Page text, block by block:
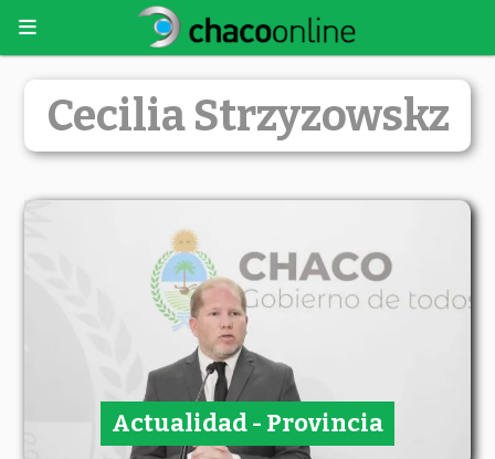
Cecilia Strzyzowskz
Actualidad - Provincia